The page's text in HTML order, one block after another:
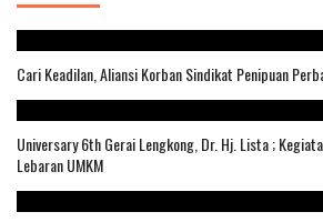
Cari Keadilan, Aliansi Korban Sindikat Penipuan
Universary 6th Gerai Lengkong, Dr. Hj. Lista ;
Lebaran UMKM